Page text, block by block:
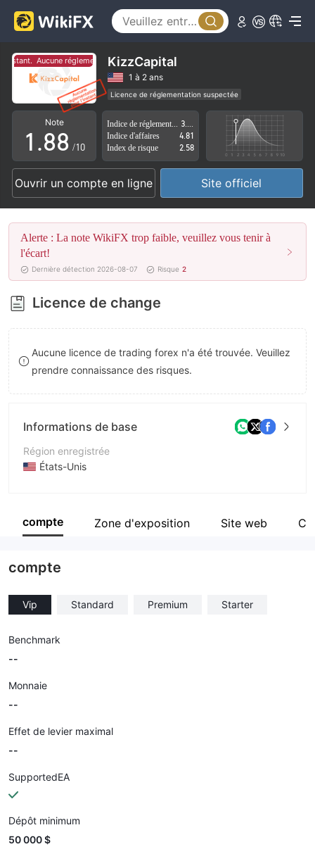
Aucune réglementation pour l'instant.
KizzCapital
1 à 2 ans
Licence de réglementation suspectée
Région d'affaires suspectée
Risque élevé potentiel
Note
0
1
2
3
4
5
6
7
8
9
.
4
5
6
7
8
9
4
5
6
7
8
9
/10
Indice d'affaires
4.81
Index de risque
2.58
Ouvrir un compte en ligne Site officiel
Alerte : La note WikiFX trop faible, veuillez vous tenir à
l'écart!
Dernière détection 2026-08-07 Risque 2
Licence de change
Aucune licence de trading forex n'a été trouvée. Veuillez
prendre connaissance des risques.
Informations de base
Région enregistrée
États-Unis
Société
compte Zone d'exposition Site web
compte
Vip Standard Premium Starter
Benchmark
--
Monnaie
--
Effet de levier maximal
--
SupportedEA
Dépôt minimum
50 000 $